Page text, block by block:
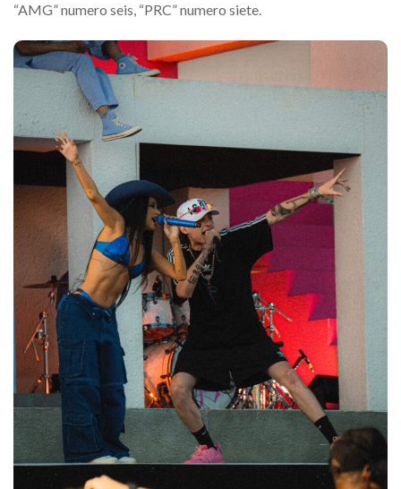
“AMG” numero seis, “PRC” numero siete.